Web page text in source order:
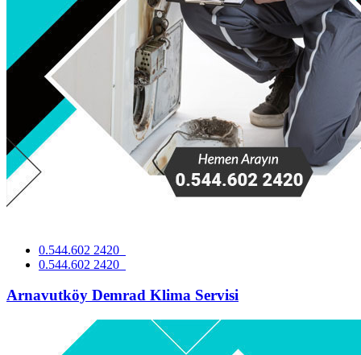
0.544.602 2420
0.544.602 2420
Arnavutköy Demrad Klima Servisi